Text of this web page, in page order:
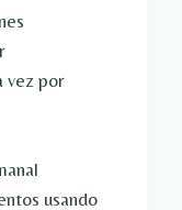
vez por
usando